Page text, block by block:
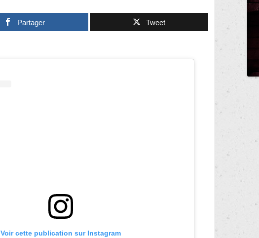
Partager Tweet
Voir cette publication sur Instagram